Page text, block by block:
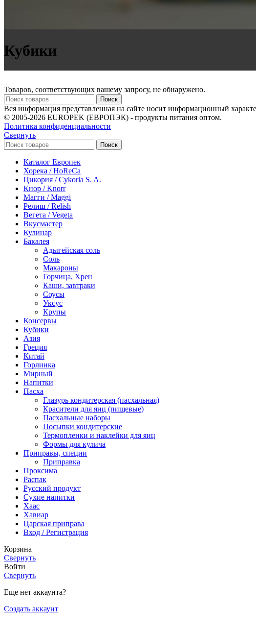
Кубики
Товаров, соответствующих вашему запросу, не обнаружено.
Поиск
Вся информация представленная на сайте носит информационный
© 2005-2026 EUROPEK (ЕВРОПЭК) - продукты питания оптом.
Политика конфиденциальности
Свернуть
Поиск
Каталог Европек
Хорека / HoReCa
Цикория / Cykoria S. A.
Кнор / Knorr
Магги / Maggi
Релиш / Relish
Вегета / Vegeta
Вкусмастер
Кулинар
Бакалея
Адыгейская соль
Соль
Макароны
Горчица, Хрен
Каши, завтраки
Соусы
Уксус
Крупы
Консервы
Кубики
Азия
Греция
Китай
Горлинка
Мирный
Напитки
Пасха
Глазурь кондитерская (пасхальная)
Красители для яиц (пищевые)
Пасхальные наборы
Посыпки кондитерские
Термопленки и наклейки для яиц
Формы для кулича
Приправы, специи
Приправка
Проксима
Распак
Русский продукт
Сухие напитки
Хаас
Хавиар
Царская приправа
Вход / Регистрация
Корзина
Свернуть
Войти
Свернуть
Еще нет аккаунта?
Создать аккаунт